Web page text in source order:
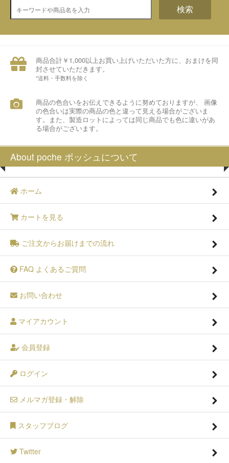
検索
商品合計￥1,000以上お買い上げいただいた方に、おまけを同
封させていただきます。
*送料・手数料を除く
商品の色合いをお伝えできるように努めておりますが、 画像
の色合いは実際の商品の色と違って見える場合がございま
す。また、製造ロットによっては同じ商品でも色に違いがあ
る場合がございます。
About poche ポッシュについて
ホーム
カートを見る
ご注文からお届けまでの流れ
FAQ よくあるご質問
お問い合わせ
マイアカウント
会員登録
ログイン
メルマガ登録・解除
スタッフブログ
Twitter